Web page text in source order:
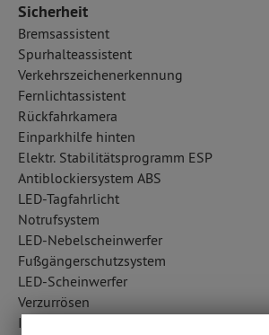
Sicherheit
Bremsassistent
Spurhalteassistent
Verkehrszeichenerkennung
Fernlichtassistent
Rückfahrkamera
Einparkhilfe hinten
Elektr. Stabilitätsprogramm ESP
Antiblockiersystem ABS
LED-Tagfahrlicht
Notrufsystem
LED-Nebelscheinwerfer
Fußgängerschutzsystem
LED-Scheinwerfer
Verzurrösen
ISOFIX Kindersitzbefestigung